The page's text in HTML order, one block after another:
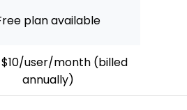
plan available
$10/user/month (billed
annually)